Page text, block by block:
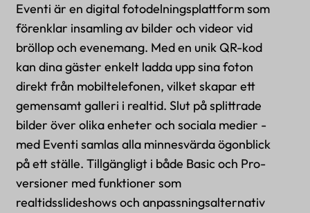
Eventi är en digital fotodelningsplattform som
förenklar insamling av bilder och videor vid
bröllop och evenemang. Med en unik QR-kod
kan dina gäster enkelt ladda upp sina foton
direkt från mobiltelefonen, vilket skapar ett
gemensamt galleri i realtid. Slut på splittrade
bilder över olika enheter och sociala medier -
med Eventi samlas alla minnesvärda ögonblick
på ett ställe. Tillgängligt i både Basic och Pro-
versioner med funktioner som
realtidsslideshows och anpassningsalternativ